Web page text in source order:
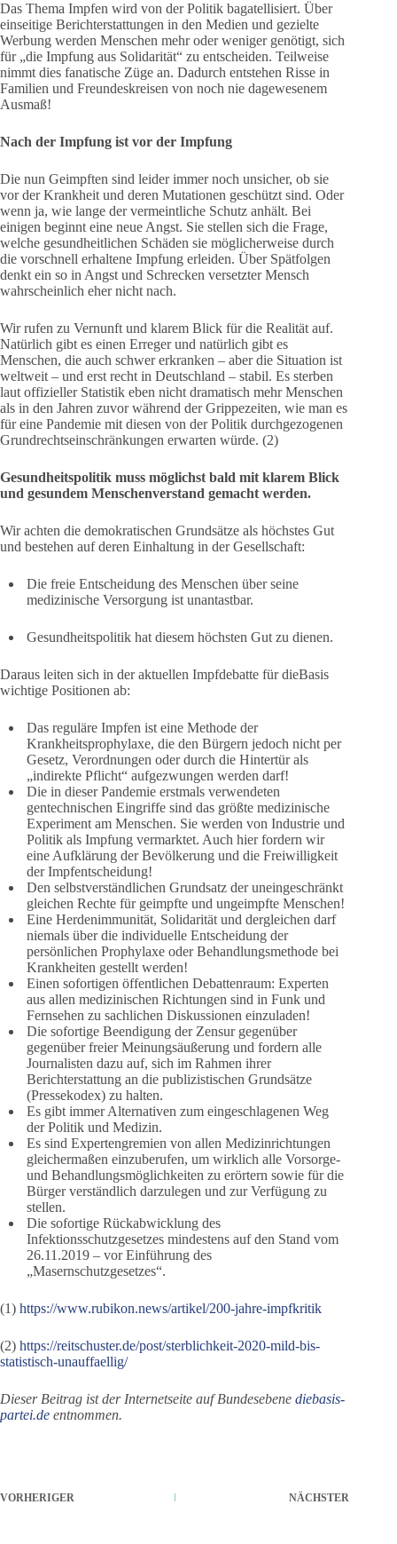
Das Thema Impfen wird von der Politik bagatellisiert. Über
einseitige Berichterstattungen in den Medien und gezielte
Werbung werden Menschen mehr oder weniger genötigt, sich
für „die Impfung aus Solidarität“ zu entscheiden. Teilweise
nimmt dies fanatische Züge an. Dadurch entstehen Risse in
Familien und Freundeskreisen von noch nie dagewesenem
Ausmaß!
Nach der Impfung ist vor der Impfung
Die nun Geimpften sind leider immer noch unsicher, ob sie
vor der Krankheit und deren Mutationen geschützt sind. Oder
wenn ja, wie lange der vermeintliche Schutz anhält. Bei
einigen beginnt eine neue Angst. Sie stellen sich die Frage,
welche gesundheitlichen Schäden sie möglicherweise durch
die vorschnell erhaltene Impfung erleiden. Über Spätfolgen
denkt ein so in Angst und Schrecken versetzter Mensch
wahrscheinlich eher nicht nach.
Wir rufen zu Vernunft und klarem Blick für die Realität auf.
Natürlich gibt es einen Erreger und natürlich gibt es
Menschen, die auch schwer erkranken – aber die Situation ist
weltweit – und erst recht in Deutschland – stabil. Es sterben
laut offizieller Statistik eben nicht dramatisch mehr Menschen
als in den Jahren zuvor während der Grippezeiten, wie man es
für eine Pandemie mit diesen von der Politik durchgezogenen
Grundrechtseinschränkungen erwarten würde. (2)
Gesundheitspolitik muss möglichst bald mit klarem Blick
und gesundem Menschenverstand gemacht werden.
Wir achten die demokratischen Grundsätze als höchstes Gut
und bestehen auf deren Einhaltung in der Gesellschaft:
Die freie Entscheidung des Menschen über seine
medizinische Versorgung ist unantastbar.
Gesundheitspolitik hat diesem höchsten Gut zu dienen.
Daraus leiten sich in der aktuellen Impfdebatte für dieBasis
wichtige Positionen ab:
Das reguläre Impfen ist eine Methode der
Krankheitsprophylaxe, die den Bürgern jedoch nicht per
Gesetz, Verordnungen oder durch die Hintertür als
„indirekte Pflicht“ aufgezwungen werden darf!
Die in dieser Pandemie erstmals verwendeten
gentechnischen Eingriffe sind das größte medizinische
Experiment am Menschen. Sie werden von Industrie und
Politik als Impfung vermarktet. Auch hier fordern wir
eine Aufklärung der Bevölkerung und die Freiwilligkeit
der Impfentscheidung!
Den selbstverständlichen Grundsatz der uneingeschränkt
gleichen Rechte für geimpfte und ungeimpfte Menschen!
Eine Herdenimmunität, Solidarität und dergleichen darf
niemals über die individuelle Entscheidung der
persönlichen Prophylaxe oder Behandlungsmethode bei
Krankheiten gestellt werden!
Einen sofortigen öffentlichen Debattenraum: Experten
aus allen medizinischen Richtungen sind in Funk und
Fernsehen zu sachlichen Diskussionen einzuladen!
Die sofortige Beendigung der Zensur gegenüber
gegenüber freier Meinungsäußerung und fordern alle
Journalisten dazu auf, sich im Rahmen ihrer
Berichterstattung an die publizistischen Grundsätze
(Pressekodex) zu halten.
Es gibt immer Alternativen zum eingeschlagenen Weg
der Politik und Medizin.
Es sind Expertengremien von allen Medizinrichtungen
gleichermaßen einzuberufen, um wirklich alle Vorsorge-
und Behandlungsmöglichkeiten zu erörtern sowie für die
Bürger verständlich darzulegen und zur Verfügung zu
stellen.
Die sofortige Rückabwicklung des
Infektionsschutzgesetzes mindestens auf den Stand vom
26.11.2019 – vor Einführung des
„Masernschutzgesetzes“.
(1) https://www.rubikon.news/artikel/200-jahre-impfkritik
(2) https://reitschuster.de/post/sterblichkeit-2020-mild-bis-
statistisch-unauffaellig/
Dieser Beitrag ist der Internetseite auf Bundesebene diebasis-
partei.de entnommen.
VORHERIGER NÄCHSTER